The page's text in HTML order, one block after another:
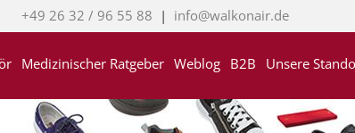
+49 26 32 / 96 55 88 | info@walkonair.de
Medizinischer Ratgeber Weblog B2B Unsere